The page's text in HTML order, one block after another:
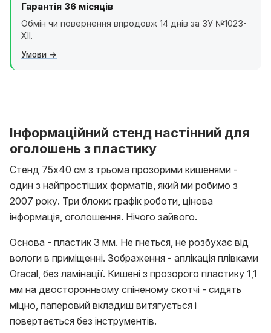
Гарантія 36 місяців
Обмін чи повернення впродовж 14 днів за ЗУ №1023-
XII.
Умови
Інформаційний стенд настінний для
оголошень з пластику
Стенд 75x40 см з трьома прозорими кишенями -
один з найпростіших форматів, який ми робимо з
2007 року. Три блоки: графік роботи, цінова
інформація, оголошення. Нічого зайвого.
Основа - пластик 3 мм. Не гнеться, не розбухає від
вологи в приміщенні. Зображення - аплікація плівками
Oracal, без ламінації. Кишені з прозорого пластику 1,1
мм на двосторонньому спіненому скотчі - сидять
міцно, паперовий вкладиш витягується і
повертається без інструментів.